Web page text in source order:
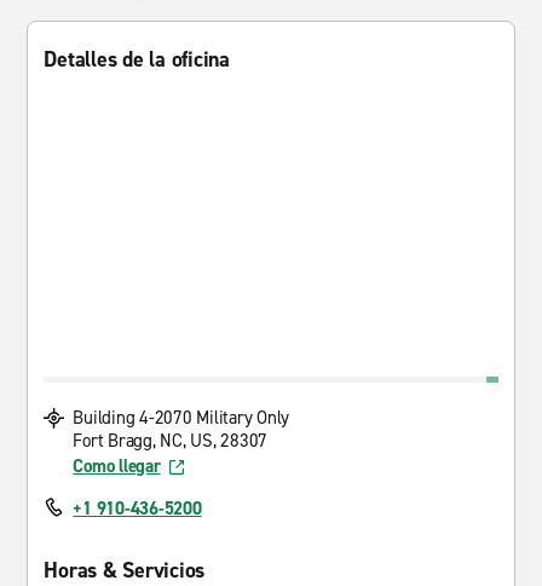
Detalles de la oficina
Building 4-2070 Military Only
Fort Bragg, NC, US, 28307
Como llegar
+1 910-436-5200
Horas & Servicios